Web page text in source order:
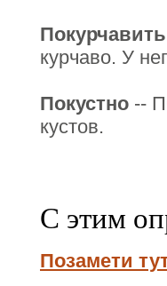
Покурчавить
курчаво. У
Покустно --
кустов.
С этим
Позамети